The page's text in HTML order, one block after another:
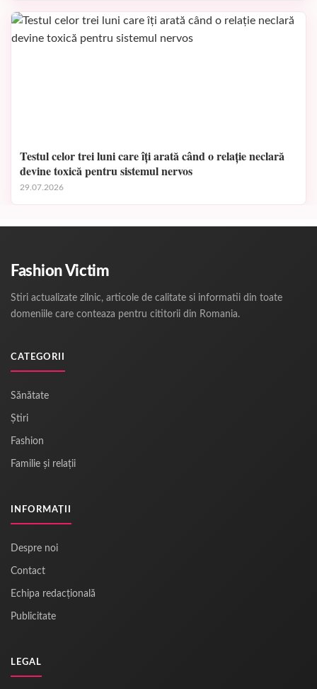
Testul celor trei luni care îți arată când o relație neclară
devine toxică pentru sistemul nervos
29.07.2026
Fashion Victim
Stiri actualizate zilnic, articole de calitate si informatii din toate
domeniile care conteaza pentru cititorii din Romania.
CATEGORII
Sănătate
Știri
Fashion
Familie și relații
INFORMAȚII
Despre noi
Contact
Echipa redacțională
Publicitate
LEGAL